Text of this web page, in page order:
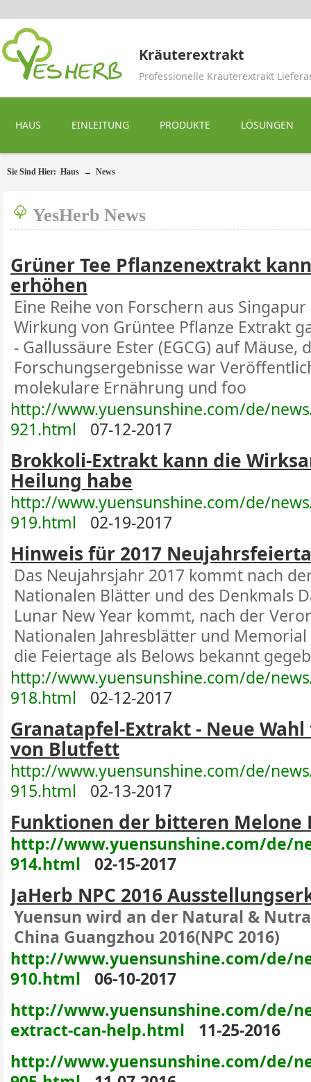
Kräuterextrakt
Professionelle Kräuterextrakt
HAUS EINLEITUNG PRODUKTE LÖSUNGEN
Sie Sind Hier: Haus → News
YesHerb News
Grüner Tee Pflanzenextrakt
erhöhen
Eine Reihe von Forschern aus
Wirkung von Grüntee Pflanze Extrakt
- Gallussäure Ester (EGCG) auf Mäuse,
Forschungsergebnisse war
molekulare Ernährung und foo
http://www.yuensunshine.com/de/
921.html
07-12-2017
Brokkoli-Extrakt kann die
Heilung habe
http://www.yuensunshine.com/de/
919.html
02-19-2017
Hinweis für 2017
Das Neujahrsjahr 2017 kommt nach
Nationalen Blätter und des Denkmals
Lunar New Year kommt, nach der
Nationalen Jahresblätter und Memorial
die Feiertage als Belows bekannt
http://www.yuensunshine.com/de/
918.html
02-12-2017
Granatapfel-Extrakt - Neue
von Blutfett
http://www.yuensunshine.com/de/
915.html
02-13-2017
Funktionen der bitteren Melone
http://www.yuensunshine.com/de/
914.html
02-15-2017
JaHerb NPC 2016
Yuensun wird an der Natural &
China Guangzhou 2016(NPC 2016)
http://www.yuensunshine.com/de/
910.html
06-10-2017
http://www.yuensunshine.com/de/
extract-can-help.html
11-25-2016
http://www.yuensunshine.com/de/